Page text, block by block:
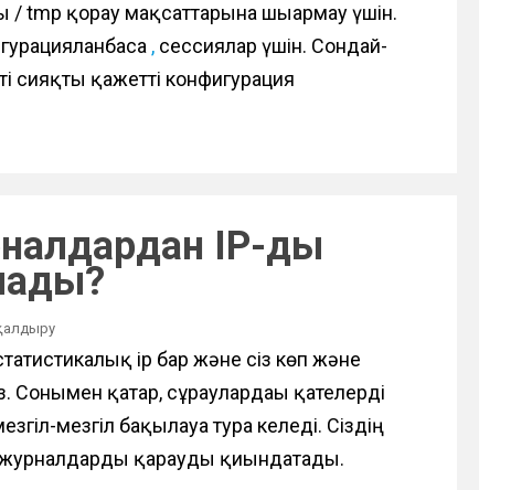
қорғау мақсаттарына шығармау үшін.
, сессиялар үшін. Сондай-
сияқты қажетті конфигурация
IP-ды
ip бар және сіз көп және
қатар, сұраулардағы қателерді
мезгіл бақылауға тура келеді. Сіздің
қарауды қиындатады.